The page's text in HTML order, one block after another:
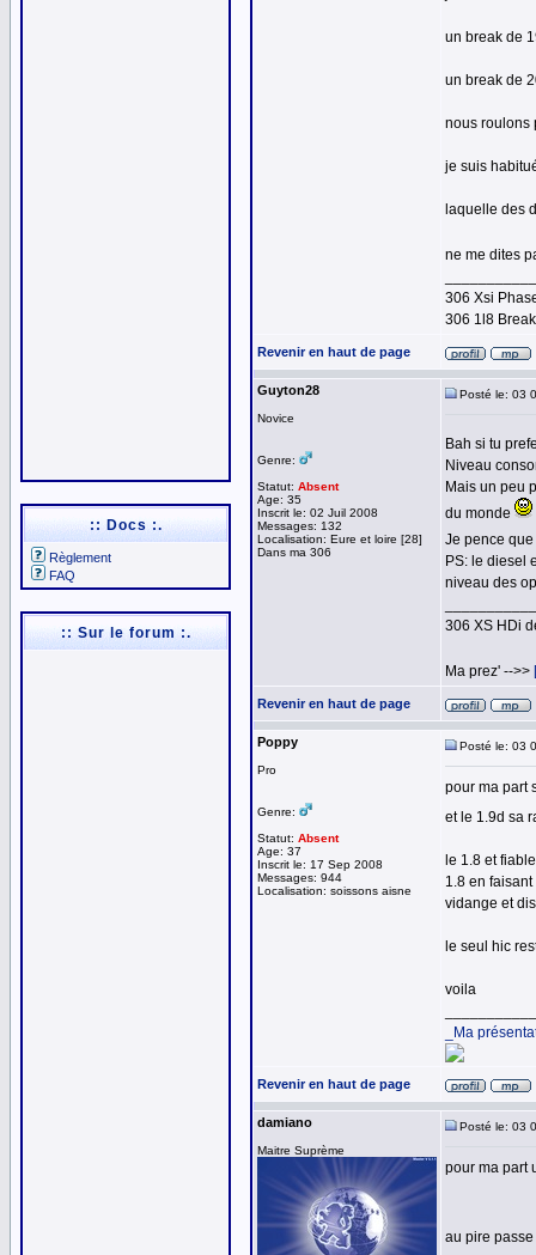
:: Docs :.
Règlement
FAQ
:: Sur le forum :.
un break de
un break de
nous roulons
je suis
laquelle des
ne me dites
306 Xsi
306 1l8
Revenir en haut de page
Guyton28
Novice
Genre:
Statut: Absent
Age: 35
Inscrit le: 02 Juil 2008
Messages: 132
Localisation: Eure et loire [28]
Dans ma 306
Posté le: 03
Bah si tu
Niveau
Mais un peu
du monde
Je pence
PS: le diesel
niveau des
306 XS HDi
Ma prez' -->>
Revenir en haut de page
Poppy
Pro
Genre:
Statut: Absent
Age: 37
Inscrit le: 17 Sep 2008
Messages: 944
Localisation: soissons aisne
Posté le: 03
pour ma part
et le 1.9d sa
le 1.8 et
1.8 en
vidange et
le seul hic
voila
_Ma
Revenir en haut de page
damiano
Maitre Suprème
Posté le: 03
pour ma part
au pire